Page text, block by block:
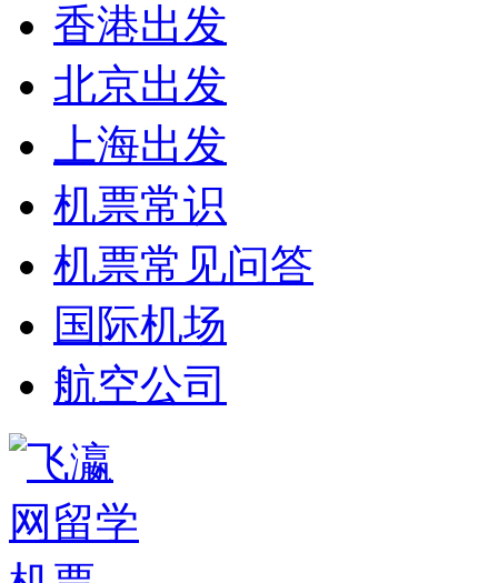
香港出发
北京出发
上海出发
机票常识
机票常见问答
国际机场
航空公司